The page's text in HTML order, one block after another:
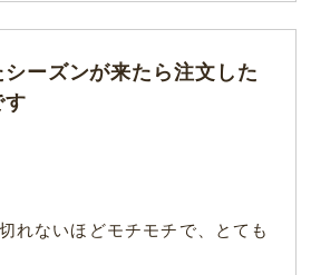
シーズンが来たら注文した
す
れないほどモチモチで、とても